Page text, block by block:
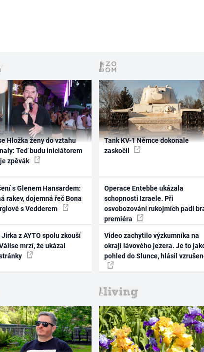
Hložka ženy do vztahu
Teď budu iniciátorem
zpěvák
s Glenem Hansardem:
rakev, dojemná řeč Bona
s Vedderem
z AYTO spolu zkouší
mrzí, že ukázal
Tank KV-1 Němce dokonale
zaskočil
Operace Entebbe ukázala
schopnosti Izraele. Při
osvobozování rukojmích padl
premiéra
Video zachytilo výzkumníka na
okraji lávového jezera. Je to
pohled do Slunce, hlásil